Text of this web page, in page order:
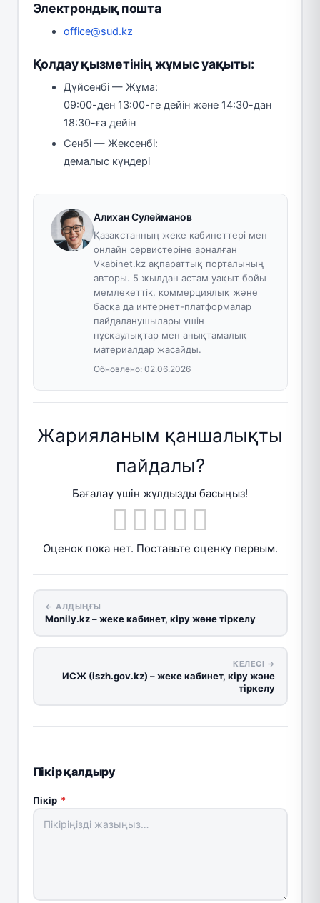
Электрондық пошта
office@sud.kz
Қолдау қызметінің жұмыс уақыты:
Дүйсенбі — Жұма:
09:00-ден 13:00-ге дейін және 14:30-дан
18:30-ға дейін
Сенбі — Жексенбі:
демалыс күндері
Алихан Сулейманов
Қазақстанның жеке кабинеттері мен
онлайн сервистеріне арналған
Vkabinet.kz ақпараттық порталының
авторы. 5 жылдан астам уақыт бойы
мемлекеттік, коммерциялық және
басқа да интернет-платформалар
пайдаланушылары үшін
нұсқаулықтар мен анықтамалық
материалдар жасайды.
Обновлено: 02.06.2026
Жарияланым қаншалықты
пайдалы?
Бағалау үшін жұлдызды басыңыз!
Оценок пока нет. Поставьте оценку первым.
← АЛДЫҢҒЫ
Monily.kz – жеке кабинет, кіру және тіркелу
КЕЛЕСІ →
ИСЖ (iszh.gov.kz) – жеке кабинет, кіру және
тіркелу
Пікір қалдыру
Пікір *